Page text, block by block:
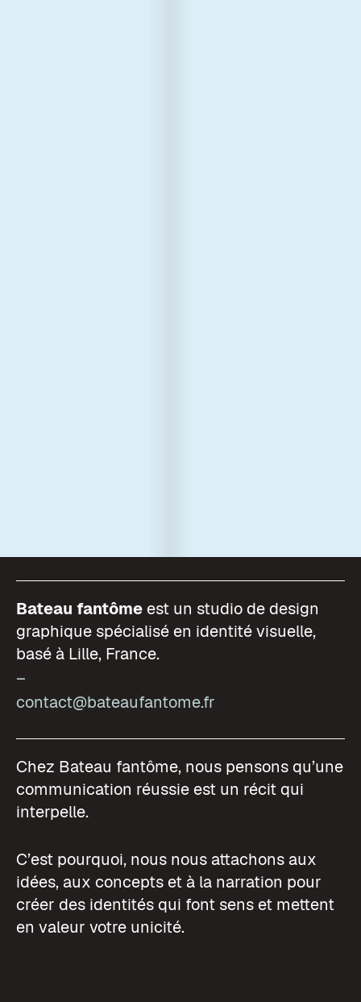
Bateau fantôme est un studio de design
graphique spécialisé en identité visuelle,
basé à Lille, France.
–
contact@bateaufantome.fr
Chez Bateau fantôme, nous pensons qu’une
communication réussie est un récit qui
interpelle.
C’est pourquoi, nous nous attachons aux
idées, aux concepts et à la narration pour
créer des identités qui font sens et mettent
en valeur votre unicité.